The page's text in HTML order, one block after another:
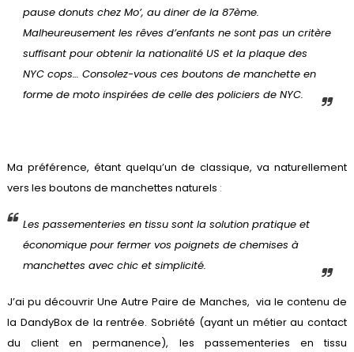
pause donuts chez Mo’, au diner de la 87ème.
Malheureusement les rêves d’enfants ne sont pas un critère
suffisant pour obtenir la nationalité US et la plaque des
NYC cops… Consolez-vous ces boutons de manchette en
forme de moto inspirées de celle des policiers de NYC.
Ma préférence, étant quelqu’un de classique, va naturellement
vers les boutons de manchettes naturels :
Les passementeries en tissu sont la solution pratique et
économique pour fermer vos poignets de chemises à
manchettes avec chic et simplicité.
J’ai pu découvrir Une Autre Paire de Manches, via le contenu de
la DandyBoxde la rentrée. Sobriété (ayant un métier au contact
du client en permanence), les passementeries en tissu